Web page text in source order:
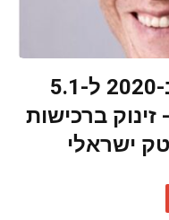
מ-361 מיליון דולר ב-2020 ל-5.1
מיליארד דולר ב-2025- זינוק ברכישות
ישראלי